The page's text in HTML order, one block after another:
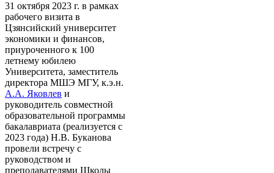
31 октября 2023 г. в рамках
рабочего визита в
Цзянсийский университет
экономики и финансов,
приуроченного к 100
летнему юбилею
Университета, заместитель
директора МШЭ МГУ, к.э.н.
А.А. Яковлев и
руководитель совместной
образовательной программы
бакалавриата (реализуется с
2023 года) Н.В. Буканова
провели встречу с
руководством и
преподавателями Школы